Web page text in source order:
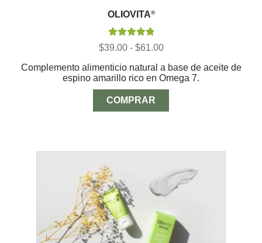
OLIOVITA®
Valorado con
$39.00 - $61.00Rango
precios:
desde
$39.00
$61.00
Complemento alimenticio natural a base de aceite de
espino amarillo rico en Omega 7.
COMPRAR